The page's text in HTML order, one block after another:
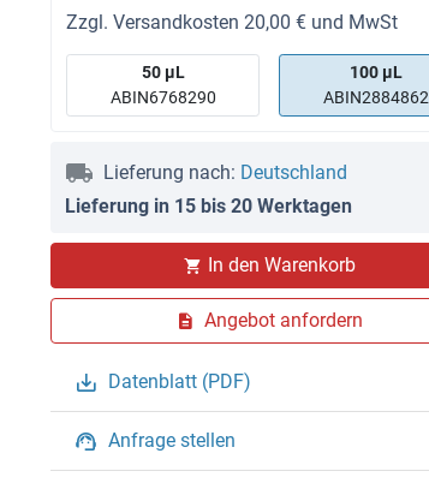
Zzgl. Versandkosten 20,00 € und MwSt
50 μL
ABIN6768290
100 μL
ABIN2884862
Lieferung nach: Deutschland
Lieferung in 15 bis 20 Werktagen
In den Warenkorb
Angebot anfordern
Datenblatt (PDF)
Anfrage stellen